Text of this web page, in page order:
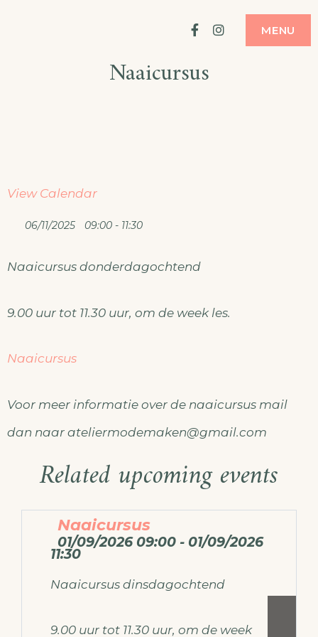
FacebookInstagram
MENU
Naaicursus
View Calendar
06/11/2025 09:00 - 11:30
Naaicursus donderdagochtend
9.00 uur tot 11.30 uur, om de week les.
Naaicursus
Voor meer informatie over de naaicursus mail
dan naar ateliermodemaken@gmail.com
Related upcoming events
Naaicursus
01/09/2026 09:00 - 01/09/2026
11:30
Naaicursus dinsdagochtend
9.00 uur tot 11.30 uur, om de week